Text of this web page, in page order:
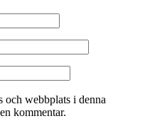
och webbplats i denna
kommentar.